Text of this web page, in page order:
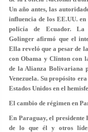
Un año antes, las
influencia de los EE.UU.
policía de Ecuador. La
Golinger afirmó que el
Ella reveló que a pesar de
con Obama y Clinton con
de la Alianza Bolivariana
Venezuela. Su propósito
Estados Unidos en el
El cambio de régimen en
En Paraguay, el presidente
de lo que él y otros